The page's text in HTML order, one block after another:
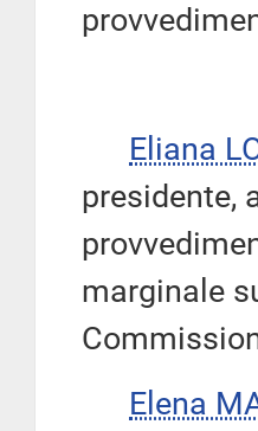
Eliana
presidente,
marginale
Elena